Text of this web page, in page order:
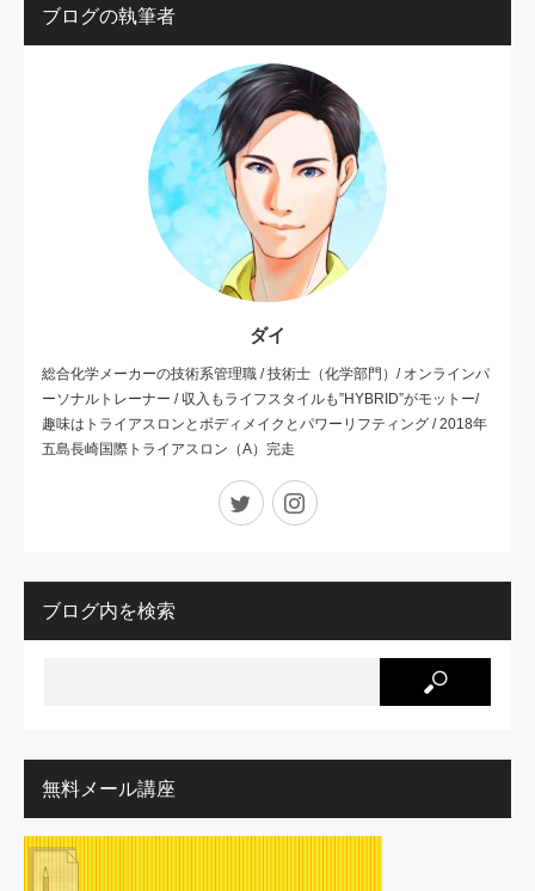
ブログの執筆者
ダイ
総合化学メーカーの技術系管理職 / 技術士（化学部門）/ オンラインパ
ーソナルトレーナー / 収入もライフスタイルも”HYBRID”がモットー/
趣味はトライアスロンとボディメイクとパワーリフティング / 2018年
五島長崎国際トライアスロン（A）完走
Twitter Instagram
ブログ内を検索
無料メール講座